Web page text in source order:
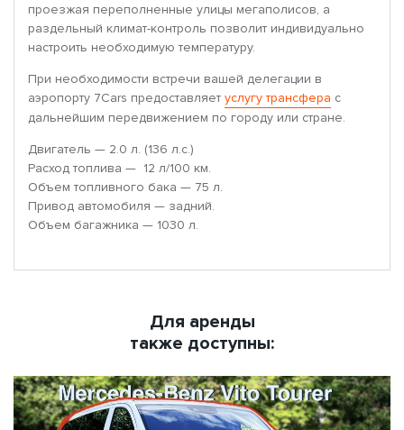
проезжая переполненные улицы мегаполисов, а
раздельный климат-контроль позволит индивидуально
настроить необходимую температуру.
При необходимости встречи вашей делегации в
аэропорту 7Cars предоставляет услугу трансфера с
дальнейшим передвижением по городу или стране.
Двигатель — 2.0 л. (136 л.с.)
Расход топлива — 12 л/100 км.
Объем топливного бака — 75 л.
Привод автомобиля — задний.
Объем багажника — 1030 л.
Для аренды
также доступны: